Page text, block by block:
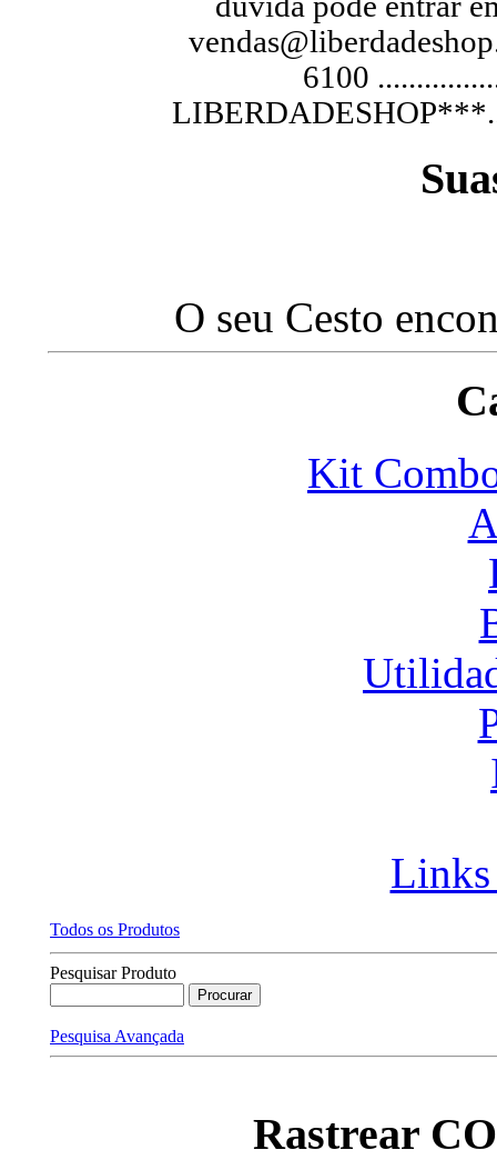
6100
O seu Cesto
Kit
Links
Todos os Produtos
Pesquisar Produto
Pesquisa Avançada
Rastrear